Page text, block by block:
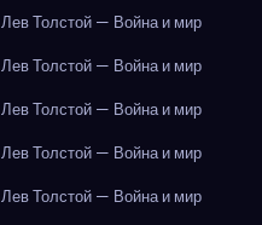
Лев Толстой — Война и мир
Лев Толстой — Война и мир
Лев Толстой — Война и мир
Лев Толстой — Война и мир
Лев Толстой — Война и мир